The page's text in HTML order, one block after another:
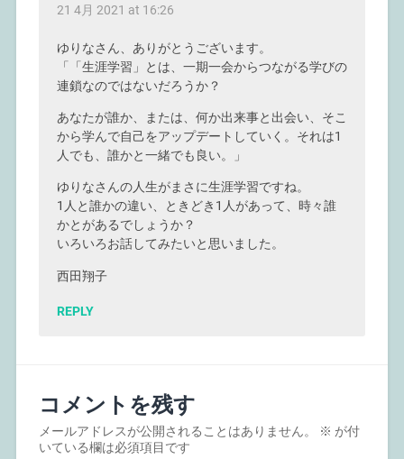
21 4月 2021 at 16:26
ゆりなさん、ありがとうございます。
「「生涯学習」とは、一期一会からつながる学びの
連鎖なのではないだろうか？
あなたが誰か、または、何か出来事と出会い、そこ
から学んで自己をアップデートしていく。それは1
人でも、誰かと一緒でも良い。」
ゆりなさんの人生がまさに生涯学習ですね。
1人と誰かの違い、ときどき1人があって、時々誰
かとがあるでしょうか？
いろいろお話してみたいと思いました。
西田翔子
REPLY
コメントを残す
メールアドレスが公開されることはありません。 ※ が付
いている欄は必須項目です